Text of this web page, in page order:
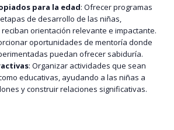
para la edad: Ofrecer programas
de desarrollo de las niñas,
orientación relevante e impactante.
oportunidades de mentoría donde
puedan ofrecer sabiduría.
: Organizar actividades que sean
educativas, ayudando a las niñas a
y construir relaciones significativas.